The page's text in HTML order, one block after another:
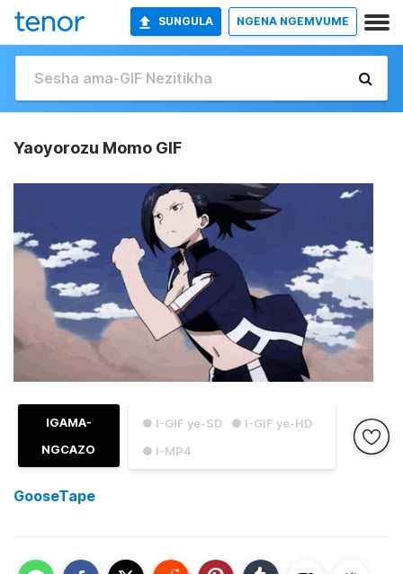
SUNGULA NGENA NGEMVUME
Yaoyorozu Momo GIF
● I-GIF ye-SD
● I-GIF ye-HD
● I-MP4
IGAMA-
NGCAZO
GooseTape